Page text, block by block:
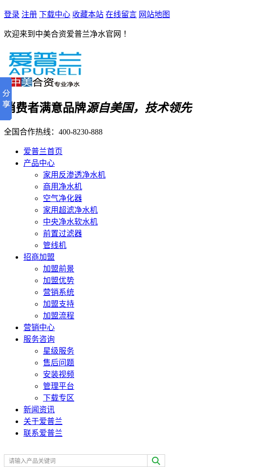
登录 注册 下载中心 收藏本站 在线留言 网站地图
欢迎来到中美合资爱普兰净水官网 ！
消费者满意品牌源自美国，技术领先
全国合作热线： 400-8230-888
爱普兰首页
产品中心
家用反渗透净水机
商用净水机
空气净化器
家用超滤净水机
中央净水软水机
前置过滤器
管线机
招商加盟
加盟前景
加盟优势
营销系统
加盟支持
加盟流程
营销中心
服务咨询
星级服务
售后问题
安装视频
管理平台
下载专区
新闻资讯
关于爱普兰
联系爱普兰